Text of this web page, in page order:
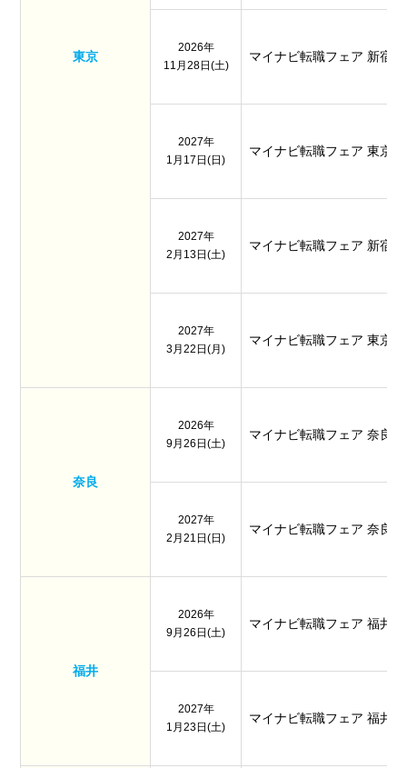
東京
2026年
11月28日(土)
マイナビ転職フェア 新宿
2027年
1月17日(日)
マイナビ転職フェア 東京
2027年
2月13日(土)
マイナビ転職フェア 新宿
2027年
3月22日(月)
マイナビ転職フェア 東京
奈良
2026年
9月26日(土)
マイナビ転職フェア 奈良
2027年
2月21日(日)
マイナビ転職フェア 奈良
福井
2026年
9月26日(土)
マイナビ転職フェア 福井
2027年
1月23日(土)
マイナビ転職フェア 福井